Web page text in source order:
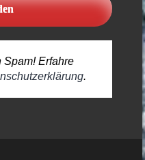
Spam! Erfahre
.